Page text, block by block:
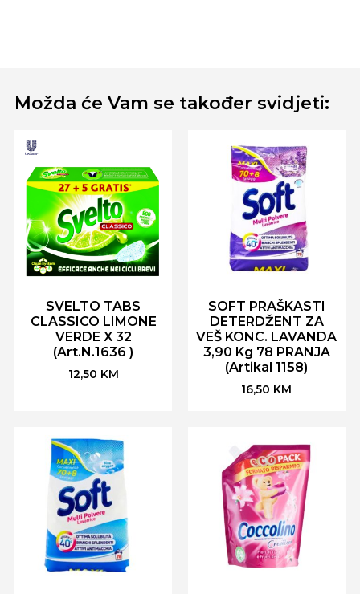
Možda će Vam se također svidjeti:
SVELTO TABS
CLASSICO LIMONE
VERDE X 32
(Art.N.1636 )
12,50 KM
SOFT PRAŠKASTI
DETERDŽENT ZA
VEŠ KONC. LAVANDA
3,90 Kg 78 PRANJA
(Artikal 1158)
16,50 KM